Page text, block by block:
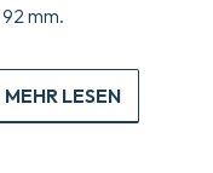
92 mm.
MEHR LESEN